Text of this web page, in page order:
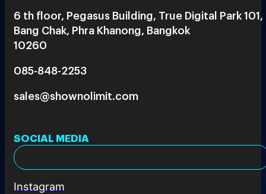
6 th floor, Pegasus Building, True Digital Park 101,
Bang Chak, Phra Khanong, Bangkok
10260
085-848-2253
sales@shownolimit.com
SOCIAL MEDIA
Instagram